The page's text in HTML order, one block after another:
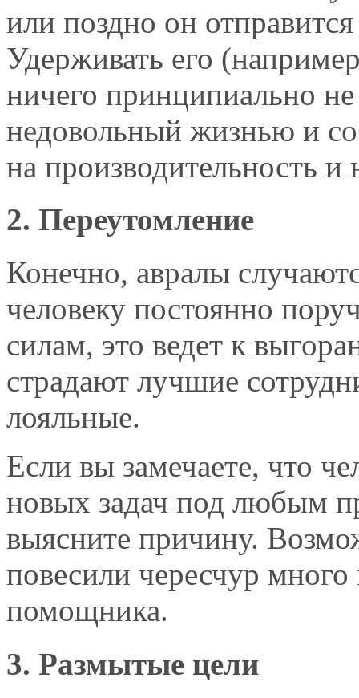
или поздно он
Удерживать его
ничего принципиально
недовольный жизнью и
на производительность
2. Переутомление
Конечно, авралы
человеку постоянно
силам, это ведет к
страдают лучшие
лояльные.
Если вы замечаете, что
новых задач под любым
выясните причину.
повесили чересчур
помощника.
3. Размытые цели